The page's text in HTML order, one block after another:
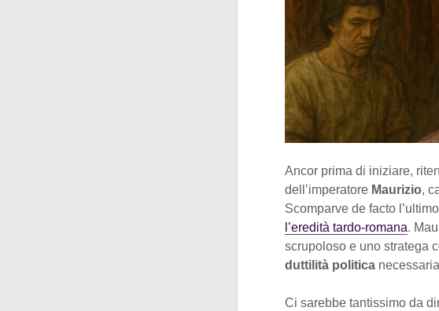
Ancor prima di iniziare,
dell’imperatore Maurizio,
Scomparve de facto
l’eredità tardo-romana.
scrupoloso e uno stratega
duttilità politica
Ci sarebbe tantissimo da